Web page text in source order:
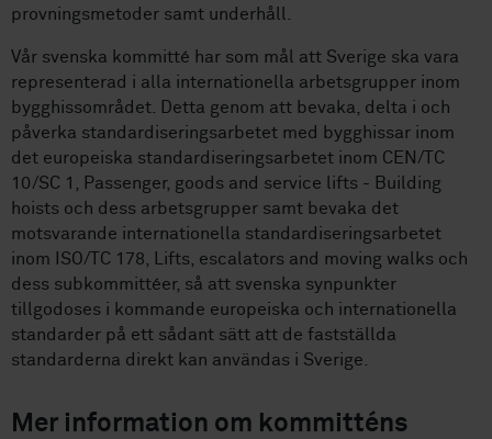
provningsmetoder samt underhåll.
Vår svenska kommitté har som mål att Sverige ska vara
representerad i alla internationella arbetsgrupper inom
bygghissområdet. Detta genom att bevaka, delta i och
påverka standardiseringsarbetet med bygghissar inom
det europeiska standardiseringsarbetet inom CEN/TC
10/SC 1, Passenger, goods and service lifts - Building
hoists och dess arbetsgrupper samt bevaka det
motsvarande internationella standardiseringsarbetet
inom ISO/TC 178, Lifts, escalators and moving walks och
dess subkommittéer, så att svenska synpunkter
tillgodoses i kommande europeiska och internationella
standarder på ett sådant sätt att de fastställda
standarderna direkt kan användas i Sverige.
Mer information om kommitténs